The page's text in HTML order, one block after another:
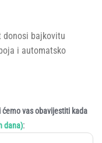
donosi bajkovitu
i automatsko
vas obavijestiti kada
dana):